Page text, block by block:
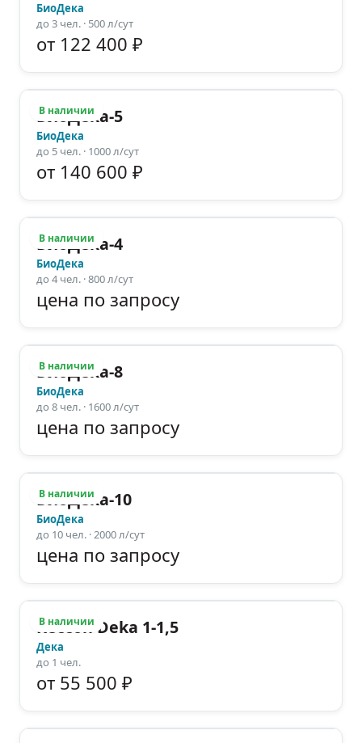
БиоДека
до 3 чел. · 500 л/сут
от 122 400 ₽
В наличии
БиоДека-5
БиоДека
до 5 чел. · 1000 л/сут
от 140 600 ₽
В наличии
БиоДека-4
БиоДека
до 4 чел. · 800 л/сут
цена по запросу
В наличии
БиоДека-8
БиоДека
до 8 чел. · 1600 л/сут
цена по запросу
В наличии
БиоДека-10
БиоДека
до 10 чел. · 2000 л/сут
цена по запросу
В наличии
Кессон Deka 1-1,5
Дека
до 1 чел.
от 55 500 ₽